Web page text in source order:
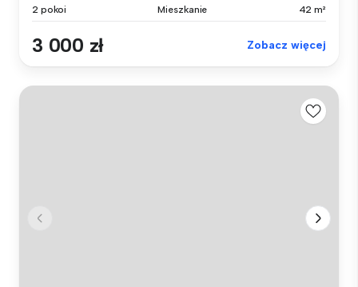
2 pokoi Mieszkanie 42 m²
3 000 zł Zobacz więcej